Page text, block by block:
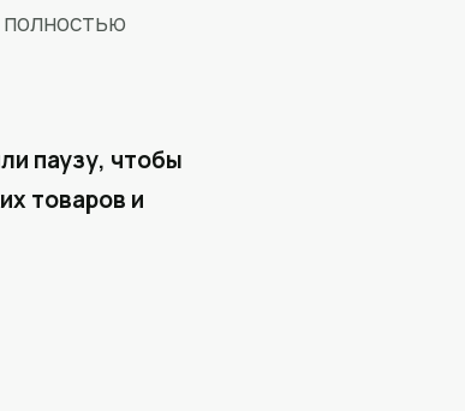
паузу, чтобы
товаров и